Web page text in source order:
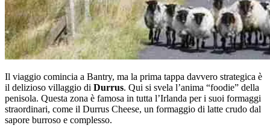
Il viaggio comincia a Bantry, ma la prima tappa davvero strategica è
il delizioso villaggio di Durrus. Qui si svela l’anima “foodie” della
penisola. Questa zona è famosa in tutta l’Irlanda per i suoi formaggi
straordinari, come il Durrus Cheese, un formaggio di latte crudo dal
sapore burroso e complesso.